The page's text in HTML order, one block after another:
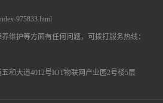
975833.html
维护等方面有任何问题，可拨打服务热线：
和大道4012号IOT物联网产业园2号楼5层